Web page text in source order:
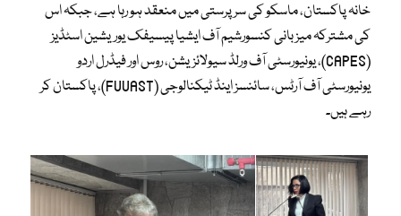
خانہ پاکستان، ماسکو کی سرپرستی میں منعقد ہو رہا ہے، جبکہ اس
کی مشترکہ میزبانی کنسورشیم آف ایشیا پیسیفک یوریشین اسٹڈیز
(CAPES)، یونیورسٹی آف ورلڈ سیولائزیشن، روس اور فیڈرل اردو
یونیورسٹی آف آرٹس، سائنسز اینڈ ٹیکنالوجی (FUUAST)، پاکستان کر
رہے ہیں۔